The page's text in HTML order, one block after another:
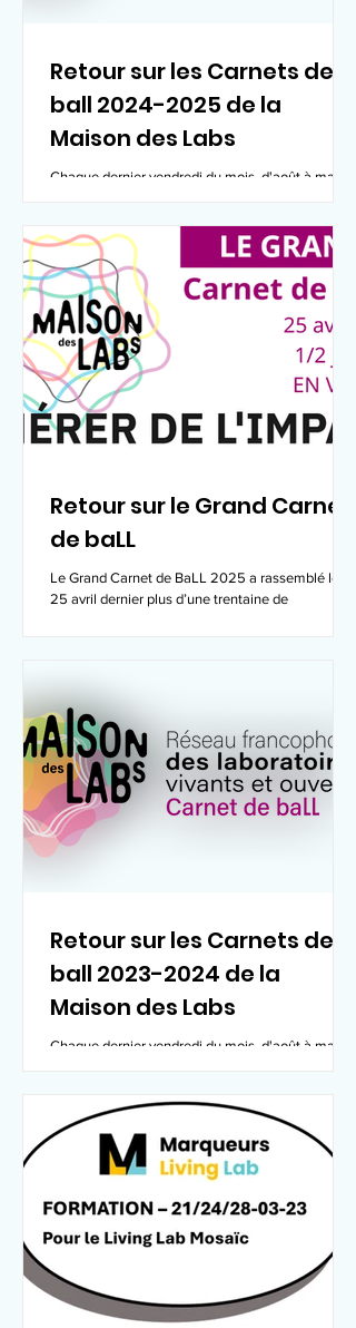
Retour sur les Carnets de
ball 2024-2025 de la
Maison des Labs
Chaque dernier vendredi du mois, d'août à mai
Retour sur le Grand Carnet
de baLL
Le Grand Carnet de BaLL 2025 a rassemblé le
25 avril dernier plus d’une trentaine de
Retour sur les Carnets de
ball 2023-2024 de la
Maison des Labs
Chaque dernier vendredi du mois, d'août à mai